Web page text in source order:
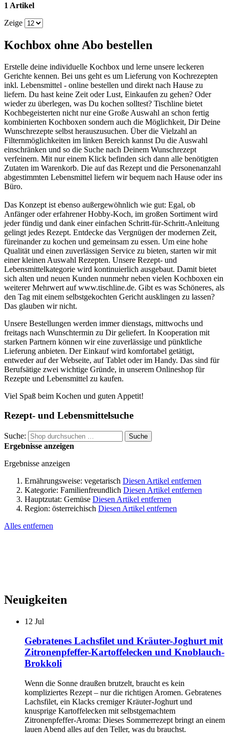
1 Artikel
Zeige
Kochbox ohne Abo bestellen
Erstelle deine individuelle Kochbox und lerne unsere leckeren
Gerichte kennen. Bei uns geht es um Lieferung von Kochrezepten
inkl. Lebensmittel - online bestellen und direkt nach Hause zu
liefern. Du hast keine Zeit oder Lust, Einkaufen zu gehen? Oder
wieder zu überlegen, was Du kochen solltest? Tischline bietet
Kochbegeisterten nicht nur eine Große Auswahl an schon fertig
kombinierten Kochboxen sondern auch die Möglichkeit, Dir Deine
Wunschrezepte selbst herauszusuchen. Über die Vielzahl an
Filternmöglichkeiten im linken Bereich kannst Du die Auswahl
einschränken und so die Suche nach Deinem Wunschrezept
verfeinern. Mit nur einem Klick befinden sich dann alle benötigten
Zutaten im Warenkorb. Die auf das Rezept und die Personenanzahl
abgestimmten Lebensmittel liefern wir bequem nach Hause oder ins
Büro.
Das Konzept ist ebenso außergewöhnlich wie gut: Egal, ob
Anfänger oder erfahrener Hobby-Koch, im großen Sortiment wird
jeder fündig und dank einer einfachen Schritt-für-Schritt-Anleitung
gelingt jedes Rezept. Entdecke das Vergnügen der modernen Zeit,
füreinander zu kochen und gemeinsam zu essen. Um eine hohe
Qualität und einen zuverlässigen Service zu bieten, starten wir mit
einer kleinen Auswahl Rezepten. Unsere Rezept- und
Lebensmittelkategorie wird kontinuierlich ausgebaut. Damit bietet
sich alten und neuen Kunden nunmehr neben vielen Kochboxen ein
weiterer Mehrwert auf www.tischline.de. Gibt es was Schöneres, als
den Tag mit einem selbstgekochten Gericht ausklingen zu lassen?
Das glauben wir nicht.
Unsere Bestellungen werden immer dienstags, mittwochs und
freitags nach Wunschtermin zu Dir geliefert. In Kooperation mit
starken Partnern können wir eine zuverlässige und pünktliche
Lieferung anbieten. Der Einkauf wird komfortabel getätigt,
entweder auf der Webseite, auf Tablet oder im Handy. Das sind für
Berufsätige zwei wichtige Gründe, in unserem Onlineshop für
Rezepte und Lebensmittel zu kaufen.
Viel Spaß beim Kochen und guten Appetit!
Rezept- und Lebensmittelsuche
Suche: Suche
Ergebnisse anzeigen
Ergebnisse anzeigen
Ernährungsweise: vegetarisch Diesen Artikel entfernen
Kategorie: Familienfreundlich Diesen Artikel entfernen
Hauptzutat: Gemüse Diesen Artikel entfernen
Region: österreichisch Diesen Artikel entfernen
Alles entfernen
Neuigkeiten
12 Jul
Gebratenes Lachsfilet und Kräuter-Joghurt mit
Zitronenpfeffer-Kartoffelecken und Knoblauch-
Brokkoli
Wenn die Sonne draußen brutzelt, braucht es kein
kompliziertes Rezept – nur die richtigen Aromen. Gebratenes
Lachsfilet, ein Klacks cremiger Kräuter-Joghurt und
knusprige Kartoffelecken mit selbstgemachtem
Zitronenpfeffer-Aroma: Dieses Sommerrezept bringt an einem
lauen Abend alles auf den Teller, was du brauchst.